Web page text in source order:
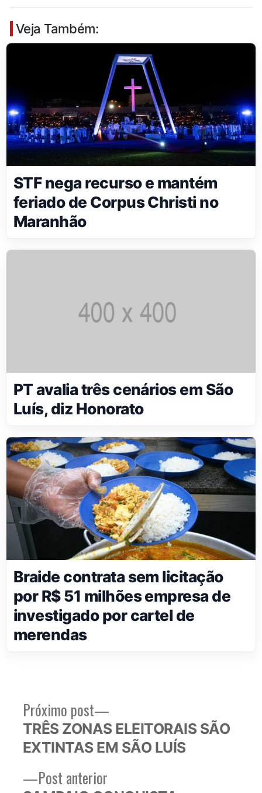
Veja Também:
STF nega recurso e mantém
feriado de Corpus Christi no
Maranhão
PT avalia três cenários em São
Luís, diz Honorato
Braide contrata sem licitação
por R$ 51 milhões empresa de
investigado por cartel de
merendas
Navegação
de
Post
Post anteriorPost
Próximo post
Próximo
post:
TRÊS ZONAS ELEITORAIS SÃO
EXTINTAS EM SÃO LUÍS